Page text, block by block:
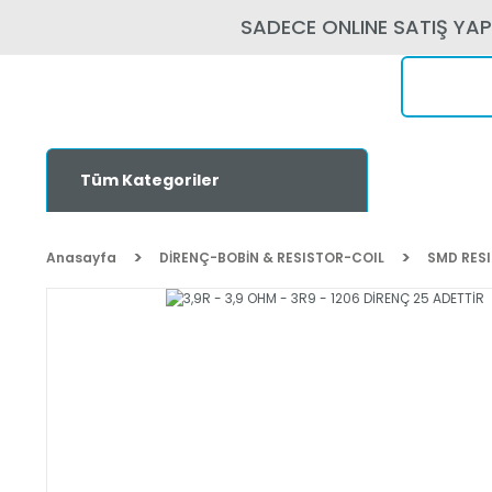
SADECE ONLINE SATIŞ
Tüm Kategoriler
Anasayfa DİRENÇ-BOBİN & RESISTOR-COIL SMD